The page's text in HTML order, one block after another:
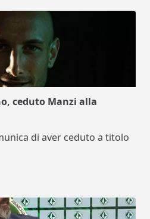
ceduto Manzi alla
di aver ceduto a titolo